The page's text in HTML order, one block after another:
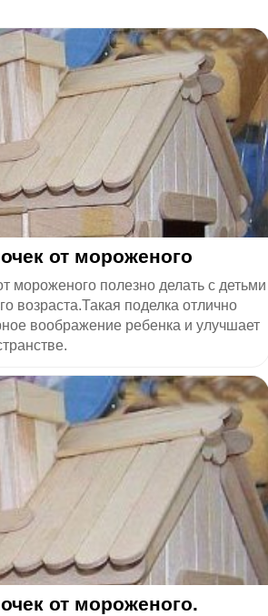
от мороженого
мороженого полезно делать с детьми
возраста.Такая поделка отлично
воображение ребенка и улучшает
от мороженого.